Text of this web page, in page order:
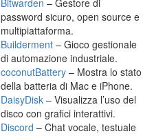
Bitwarden – Gestore di
password sicuro, open source e
multipiattaforma.
Builderment – Gioco gestionale
di automazione industriale.
coconutBattery – Mostra lo stato
della batteria di Mac e iPhone.
DaisyDisk – Visualizza l’uso del
disco con grafici interattivi.
Discord – Chat vocale, testuale